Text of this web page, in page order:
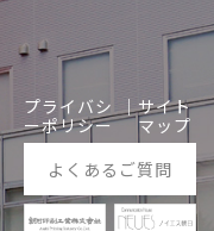
プライバシ
ーポリシー
｜サイト
マップ
よくあるご質問